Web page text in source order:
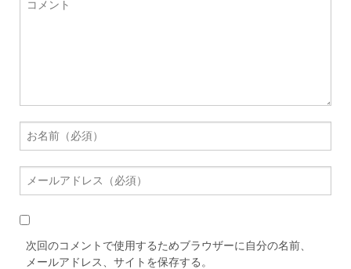
次回のコメントで使用するためブラウザーに自分の名前、
メールアドレス、サイトを保存する。